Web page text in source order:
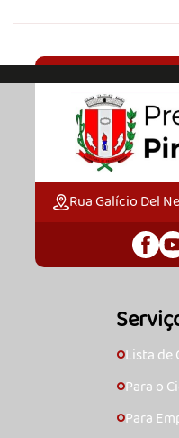
Rua Galício Del
🞇Lista de
🞇Para o
🞇Para